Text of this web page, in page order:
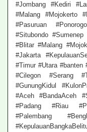
#Jombang #Kediri
#Malang #Mojokerto
#Pasuruan
#Situbondo
#Blitar #Malang
#Jakarta
#Timur #Utara #banten
#Cilegon #Serang
#GunungKidul
#Aceh #BandaAceh
#Padang #Riau
#Palembang